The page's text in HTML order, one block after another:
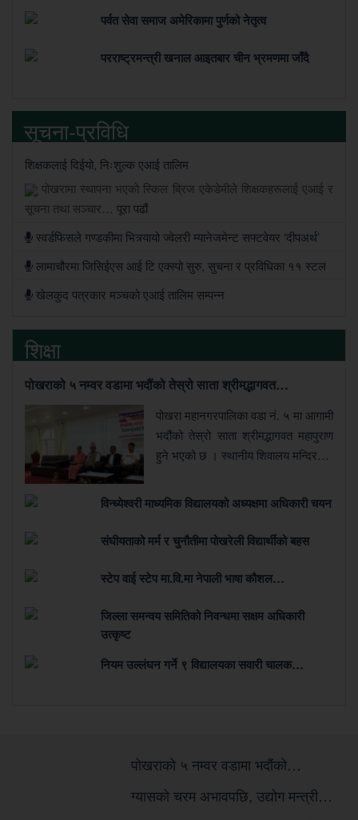
पर्वत सेवा समाज अमेरिकामा पुर्णको नेतृत्व
परराष्ट्रमन्त्री खनाल आइतबार चीन भ्रमणमा जाँदै
सूचना-प्रविधि
शिक्षकलाई दिईयो, निःशुल्क एआई तालिम
पोखरामा स्थापना भएको स्किल ब्रिज एकेडेमीले शिक्षकहरूलाई एआई र
सूचना तथा सञ्चार… पूरा पढौं
स्वर्डफिसले गण्डकीमा भित्र्यायो ज्वेलरी म्यानेजमेन्ट सफ्टवेयर ‘दीपअर्थ’
लामाचौरमा जिसिईएस आई टि एक्स्पो सुरु, सुचना र प्रविधिका ११ स्टल
खेलकुद पत्रकार मञ्चको एआई तालिम सम्पन्न
शिक्षा
पोखराको ५ नम्वर वडामा भदौंको तेस्रो साता श्रीमद्भागवत…
पोखरा महानगरपालिका वडा नं. ५ मा आगामी
भदौंको तेस्रो साता श्रीमद्भागवत महापुराण
हुने भएको छ । स्थानीय शिवालय मन्दिर…
विन्ध्येश्वरी माध्यमिक विद्यालयको अध्यक्षमा अधिकारी चयन
संघीयताको मर्म र चुनौतीमा पोखरेली विद्यार्थीको बहस
स्टेप वाई स्टेप मा.वि.मा नेपाली भाषा कौशल…
जिल्ला समन्वय समितिको निवन्धमा सक्षम अधिकारी
उत्कृष्ट
नियम उल्लंघन गर्ने ९ विद्यालयका सवारी चालक…
पोखराको ५ नम्वर वडामा भदौंको…
ग्यासको चरम अभावपछि, उद्योग मन्त्री…